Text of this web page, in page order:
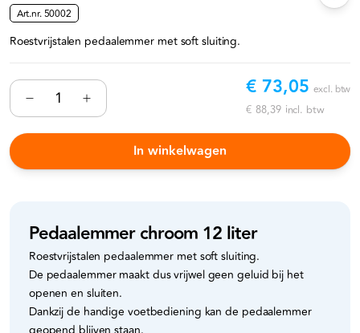
Art.nr.50002
Roestvrijstalen pedaalemmer met soft sluiting.
€ 73,05 excl. btw
€ 88,39 incl. btw
In winkelwagen
Pedaalemmer chroom 12 liter
Roestvrijstalen pedaalemmer met soft sluiting.
De pedaalemmer maakt dus vrijwel geen geluid bij het
openen en sluiten.
Dankzij de handige voetbediening kan de pedaalemmer